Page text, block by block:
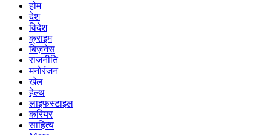
होम
देश
विदेश
क्राइम
बिज़नेस
राजनीति
मनोरंजन
खेल
हेल्थ
लाइफस्टाइल
करियर
साहित्य